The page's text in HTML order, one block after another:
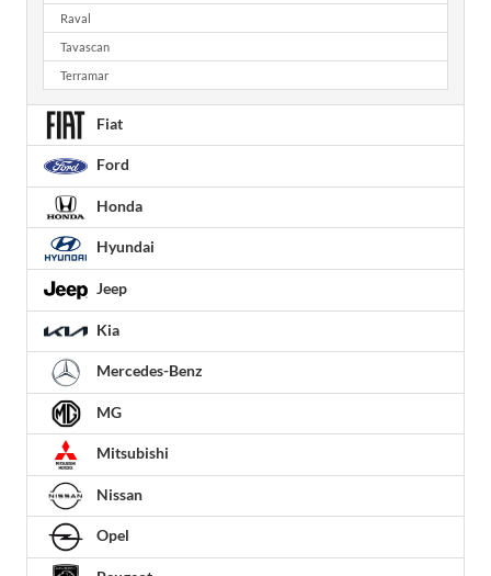
Raval
Tavascan
Terramar
Fiat
Ford
Honda
Hyundai
Jeep
Kia
Mercedes-Benz
MG
Mitsubishi
Nissan
Opel